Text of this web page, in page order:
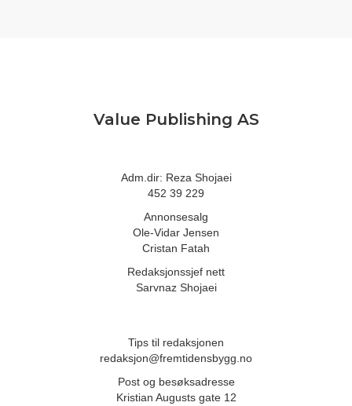
Value Publishing AS
Adm.dir: Reza Shojaei
452 39 229
Annonsesalg
Ole-Vidar Jensen
Cristan Fatah
Redaksjonssjef nett
Sarvnaz Shojaei
Tips til redaksjonen
redaksjon@fremtidensbygg.no
Post og besøksadresse
Kristian Augusts gate 12